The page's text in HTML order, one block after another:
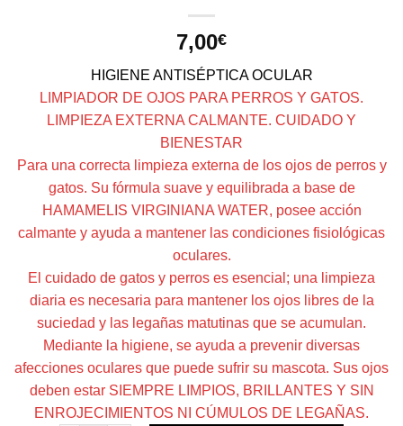
7,00€
HIGIENE ANTISÉPTICA OCULAR
LIMPIADOR DE OJOS PARA PERROS Y GATOS.
LIMPIEZA EXTERNA CALMANTE. CUIDADO Y
BIENESTAR
Para una correcta limpieza externa de los ojos de perros y
gatos. Su fórmula suave y equilibrada a base de
HAMAMELIS VIRGINIANA WATER, posee acción
calmante y ayuda a mantener las condiciones fisiológicas
oculares.
El cuidado de gatos y perros es esencial; una limpieza
diaria es necesaria para mantener los ojos libres de la
suciedad y las legañas matutinas que se acumulan.
Mediante la higiene, se ayuda a prevenir diversas
afecciones oculares que puede sufrir su mascota. Sus ojos
deben estar SIEMPRE LIMPIOS, BRILLANTES Y SIN
ENROJECIMIENTOS NI CÚMULOS DE LEGAÑAS.